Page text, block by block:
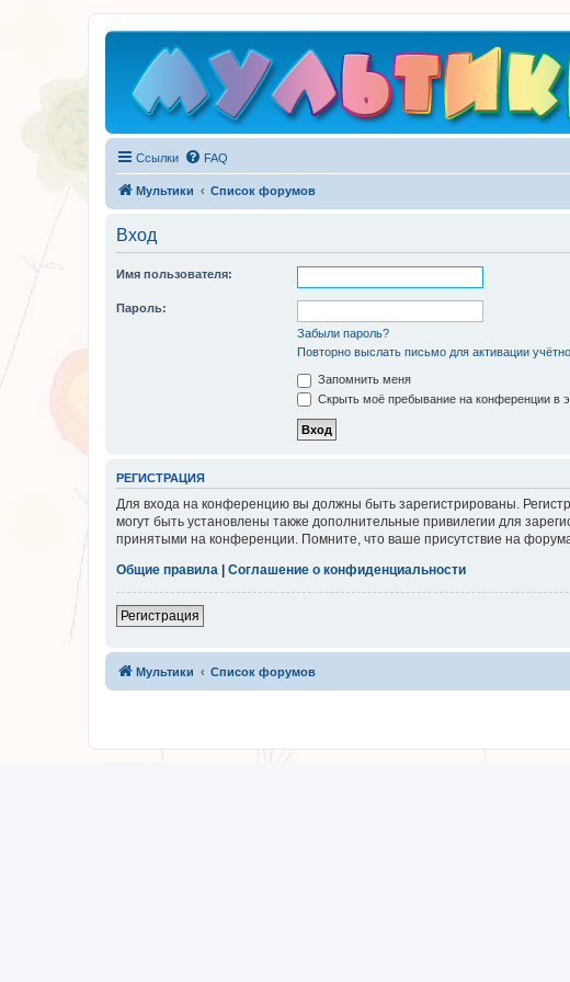
Ссылки FAQ
Мультики Список форумов
Вход
Имя пользователя:
Пароль:
Забыли пароль?
Повторно выслать письмо для активации
Запомнить меня
Скрыть моё пребывание на конференции в
РЕГИСТРАЦИЯ
Для входа на конференцию вы должны быть зарегистрированы.
могут быть установлены также дополнительные привилегии для
принятыми на конференции. Помните, что ваше присутствие на
Общие правила | Соглашение о конфиденциальности
Регистрация
Мультики Список форумов